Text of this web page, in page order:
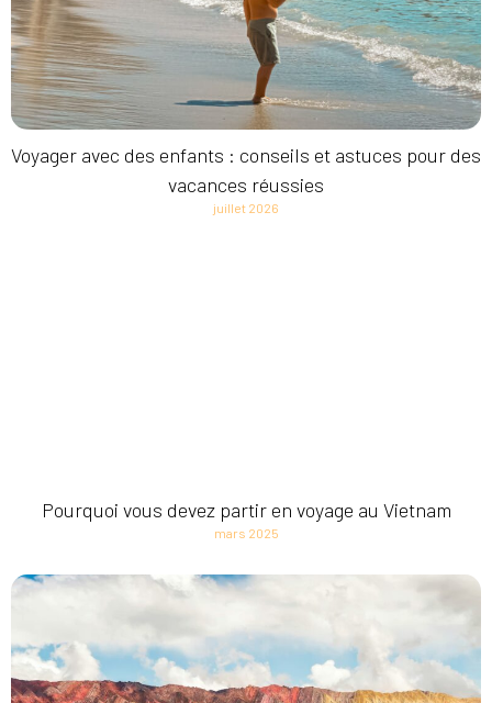
Voyager avec des enfants : conseils et astuces pour des
vacances réussies
juillet 2026
Pourquoi vous devez partir en voyage au Vietnam
mars 2025